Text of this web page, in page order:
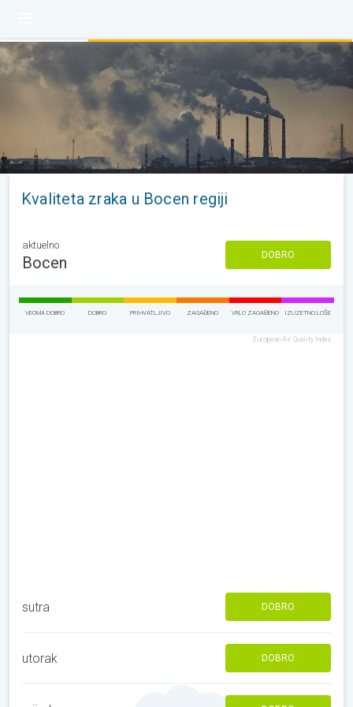
Kvaliteta zraka u Bocen regiji
aktuelno
Bocen DOBRO
VEOMA DOBRO DOBRO PRIHVATLJIVO ZAGAĐENO VRLO ZAGAĐENO IZUZETNO LOŠE
European Air Quality Index
sutra DOBRO
utorak DOBRO